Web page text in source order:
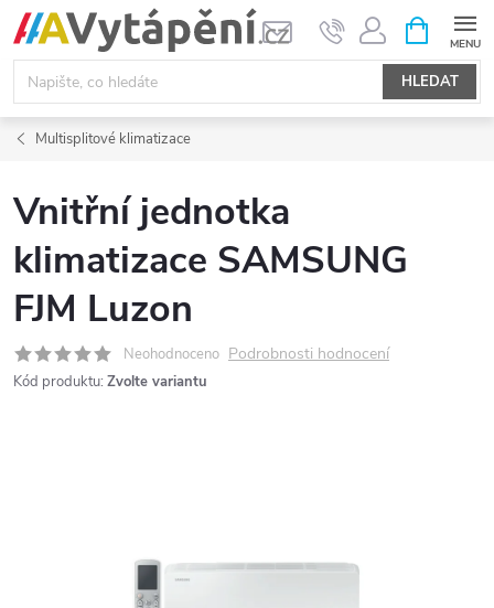
Přejít
na
obsah
HLEDAT
NÁKUPNÍ
KOŠÍK
Multisplitové klimatizace
Vnitřní jednotka
klimatizace SAMSUNG
FJM Luzon
Neohodnoceno Podrobnosti hodnocení
Kód produktu: Zvolte variantu